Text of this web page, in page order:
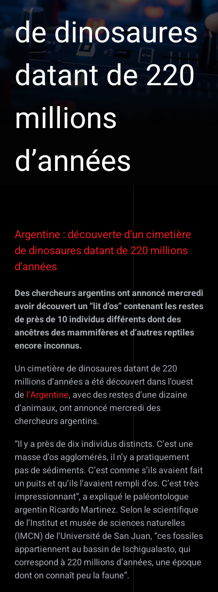
de dinosaures
datant de 220
millions
d’années
l'image
agrandie
Argentine : découverte d’un cimetière
de dinosaures datant de 220 millions
d’années
Des chercheurs argentins ont annoncé mercredi
avoir découvert un “lit d’os” contenant les restes
de près de 10 individus différents dont des
ancêtres des mammifères et d’autres reptiles
encore inconnus.
Un cimetière de dinosaures datant de 220
millions d’années a été découvert dans l’ouest
de l’Argentine, avec des restes d’une dizaine
d’animaux, ont annoncé mercredi des
chercheurs argentins.
“Il y a près de dix individus distincts. C’est une
masse d’os agglomérés, il n’y a pratiquement
pas de sédiments. C’est comme s’ils avaient fait
un puits et qu’ils l’avaient rempli d’os. C’est très
impressionnant”, a expliqué le paléontologue
argentin Ricardo Martinez. Selon le scientifique
de l’Institut et musée de sciences naturelles
(IMCN) de l’Université de San Juan, “ces fossiles
appartiennent au bassin de Ischigualasto, qui
correspond à 220 millions d’années, une époque
dont on connaît peu la faune”.